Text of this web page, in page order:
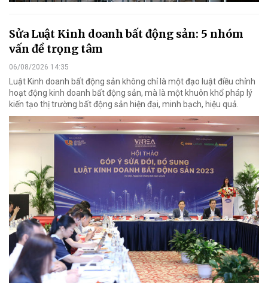
Sửa Luật Kinh doanh bất động sản: 5 nhóm
vấn đề trọng tâm
06/08/2026 14:35
Luật Kinh doanh bất động sản không chỉ là một đạo luật điều chỉnh
hoạt động kinh doanh bất động sản, mà là một khuôn khổ pháp lý
kiến tạo thị trường bất động sản hiện đại, minh bạch, hiệu quả.